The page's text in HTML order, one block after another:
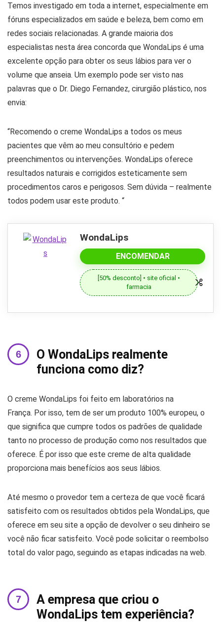
Temos investigado em toda a internet, especialmente em
fóruns especializados em saúde e beleza, bem como em
redes sociais relacionadas. A grande maioria dos
especialistas nesta área concorda que WondaLips é uma
excelente opção para obter os seus lábios para ver o
volume que anseia. Um exemplo pode ser visto nas
palavras que o Dr. Diego Fernandez, cirurgião plástico, nos
envia:
“Recomendo o creme WondaLips a todos os meus
pacientes que vêm ao meu consultório e pedem
preenchimentos ou intervenções. WondaLips oferece
resultados naturais e corrigidos esteticamente sem
procedimentos caros e perigosos. Sem dúvida – realmente
todos podem usar este produto. “
WondaLips
ENCOMENDAR
[50% desconto] • site oficial •
farmacia
O WondaLips realmente
funciona como diz?
O creme WondaLips foi feito em laboratórios na
França. Por isso, tem de ser um produto 100% europeu, o
que significa que cumpre todos os padrões de qualidade
tanto no processo de produção como nos resultados que
oferece. É por isso que este creme de alta qualidade
proporciona mais benefícios aos seus lábios.
Até mesmo o provedor tem a certeza de que você ficará
satisfeito com os resultados obtidos pela WondaLips, que
oferece em seu site a opção de devolver o seu dinheiro se
você não ficar satisfeito. Você pode solicitar o reembolso
total do valor pago, seguindo as etapas indicadas na web.
A empresa que criou o
WondaLips tem experiência?